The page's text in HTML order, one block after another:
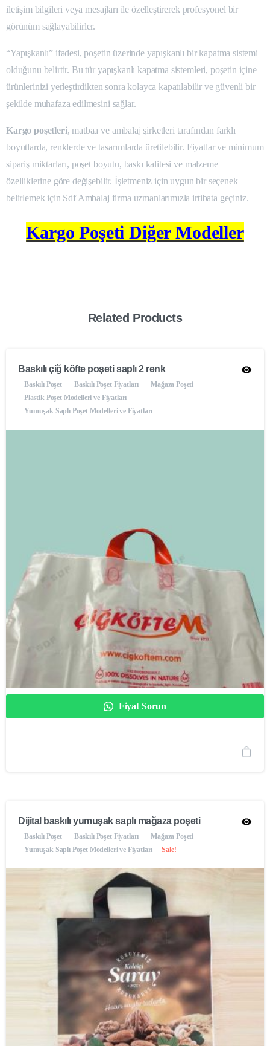
iletişim bilgileri veya mesajları ile özelleştirerek profesyonel bir
görünüm sağlayabilirler.
“Yapışkanlı” ifadesi, poşetin üzerinde yapışkanlı bir kapatma sistemi
olduğunu belirtir. Bu tür yapışkanlı kapatma sistemleri, poşetin içine
ürünlerinizi yerleştirdikten sonra kolayca kapatılabilir ve güvenli bir
şekilde muhafaza edilmesini sağlar.
Kargo poşetleri, matbaa ve ambalaj şirketleri tarafından farklı
boyutlarda, renklerde ve tasarımlarda üretilebilir. Fiyatlar ve minimum
sipariş miktarları, poşet boyutu, baskı kalitesi ve malzeme
özelliklerine göre değişebilir. İşletmeniz için uygun bir seçenek
belirlemek için Sdf Ambalaj firma uzmanlarımızla irtibata geçiniz.
Kargo Poşeti Diğer Modeller
Related Products
Baskılı çiğ köfte poşeti saplı 2 renk
Baskılı Poşet Baskılı Poşet Fiyatları
Mağaza Poşeti
Plastik Poşet Modelleri ve Fiyatları
Yumuşak Saplı Poşet Modelleri ve Fiyatları
Fiyat Sorun
Dijital baskılı yumuşak saplı mağaza poşeti
Baskılı Poşet Baskılı Poşet Fiyatları
Mağaza Poşeti
Yumuşak Saplı Poşet Modelleri ve Fiyatları
Sale!